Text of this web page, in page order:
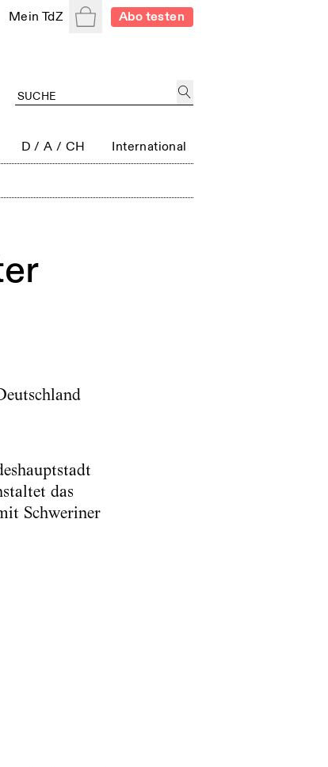
Mein TdZ WarenkorbAbo testen
D / A / CH International
das
Schweriner